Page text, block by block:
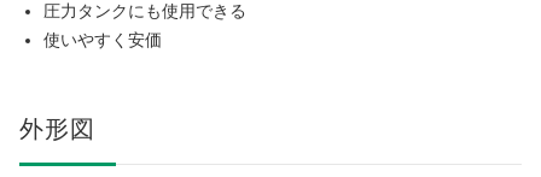
圧力タンクにも使用できる
使いやすく安価
外形図